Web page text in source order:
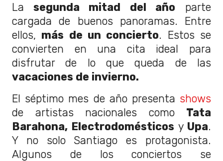
La segunda mitad del año parte
cargada de buenos panoramas. Entre
ellos, más de un concierto. Estos se
convierten en una cita ideal para
disfrutar de lo que queda de las
vacaciones de invierno.
El séptimo mes de año presenta shows
de artistas nacionales como Tata
Barahona, Electrodomésticos y Upa.
Y no solo Santiago es protagonista.
Algunos de los conciertos se